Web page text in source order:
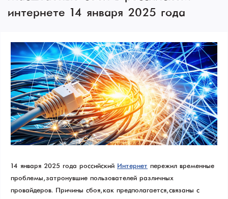
интернете 14 января 2025 года
14 января 2025 года российский Интернет пережил временные
проблемы, затронувшие пользователей различных
провайдеров. Причины сбоя, как предполагается, связаны с